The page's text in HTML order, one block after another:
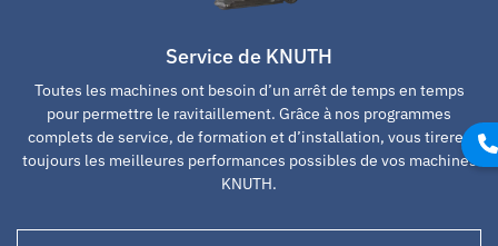
Service de KNUTH
Toutes les machines ont besoin d’un arrêt de temps en temps
pour permettre le ravitaillement. Grâce à nos programmes
complets de service, de formation et d’installation, vous tirerez
toujours les meilleures performances possibles de vos machines
KNUTH.